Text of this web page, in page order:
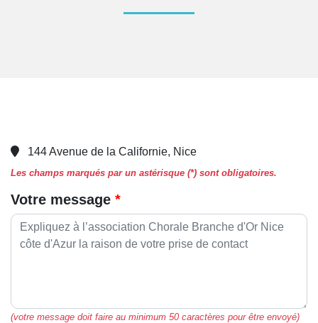
144 Avenue de la Californie, Nice
Les champs marqués par un astérisque (*) sont obligatoires.
Votre message
(votre message doit faire au minimum 50 caractères pour être envoyé)